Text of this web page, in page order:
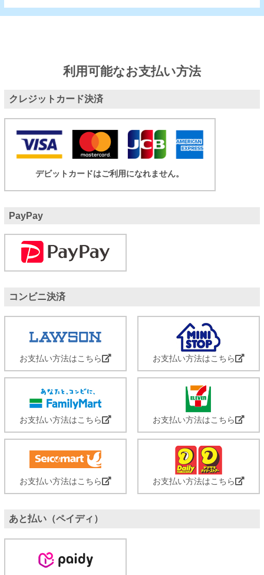
利用可能なお支払い方法
クレジットカード決済
デビットカードはご利用になれません。
PayPay
コンビニ決済
お支払い方法はこちら お支払い方法はこちら
お支払い方法はこちら お支払い方法はこちら
お支払い方法はこちら お支払い方法はこちら
あと払い（ペイディ）